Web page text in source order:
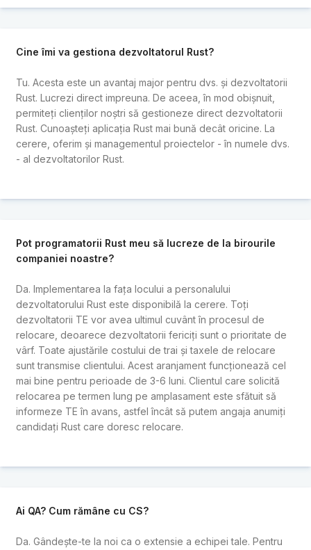
Cine îmi va gestiona dezvoltatorul Rust?
Tu. Acesta este un avantaj major pentru dvs. și dezvoltatorii
Rust. Lucrezi direct impreuna. De aceea, în mod obișnuit,
permiteți clienților noștri să gestioneze direct dezvoltatorii
Rust. Cunoașteți aplicația Rust mai bună decât oricine. La
cerere, oferim și managementul proiectelor - în numele dvs.
- al dezvoltatorilor Rust.
Pot programatorii Rust meu să lucreze de la birourile
companiei noastre?
Da. Implementarea la fața locului a personalului
dezvoltatorului Rust este disponibilă la cerere. Toți
dezvoltatorii TE vor avea ultimul cuvânt în procesul de
relocare, deoarece dezvoltatorii fericiți sunt o prioritate de
vârf. Toate ajustările costului de trai și taxele de relocare
sunt transmise clientului. Acest aranjament funcționează cel
mai bine pentru perioade de 3-6 luni. Clientul care solicită
relocarea pe termen lung pe amplasament este sfătuit să
informeze TE în avans, astfel încât să putem angaja anumiți
candidați Rust care doresc relocare.
Ai QA? Cum rămâne cu CS?
Da. Gândește-te la noi ca o extensie a echipei tale. Pentru